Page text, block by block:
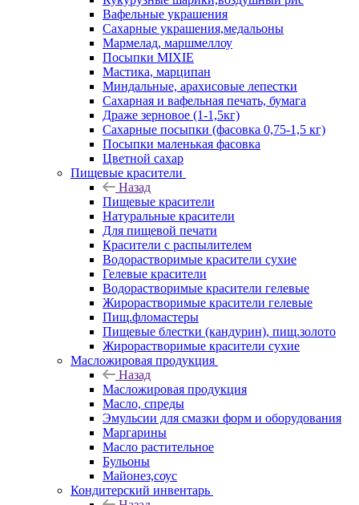
Вафельные украшения
Сахарные украшения,медальоны
Мармелад, маршмеллоу
Посыпки MIXIE
Мастика, марципан
Миндальные, арахисовые лепестки
Сахарная и вафельная печать, бумага
Драже зерновое (1-1,5кг)
Сахарные посыпки (фасовка 0,75-1,5 кг)
Посыпки маленькая фасовка
Цветной сахар
Пищевые красители
Назад
Пищевые красители
Натуральные красители
Для пищевой печати
Красители с распылителем
Водорастворимые красители сухие
Гелевые красители
Водорастворимые красители гелевые
Жирорастворимые красители гелевые
Пищ.фломастеры
Пищевые блестки (кандурин), пищ.золото
Жирорастворимые красители сухие
Масложировая продукция
Назад
Масложировая продукция
Масло, спреды
Эмульсии для смазки форм и оборудования
Маргарины
Масло растительное
Бульоны
Майонез,соус
Кондитерский инвентарь